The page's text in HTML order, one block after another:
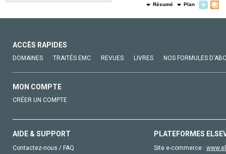
Résumé Plan
ACCÈS RAPIDES
DOMAINES TRAITÉS EMC REVUES LIVRES NOS FORMULES
MON COMPTE
CRÉER UN COMPTE
AIDE & SUPPORT
Contactez-nous / FAQ
PLATEFORMES
Site e-commerce :